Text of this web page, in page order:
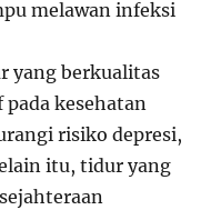
melawan infeksi
yang berkualitas
kesehatan
risiko depresi,
itu, tidur yang